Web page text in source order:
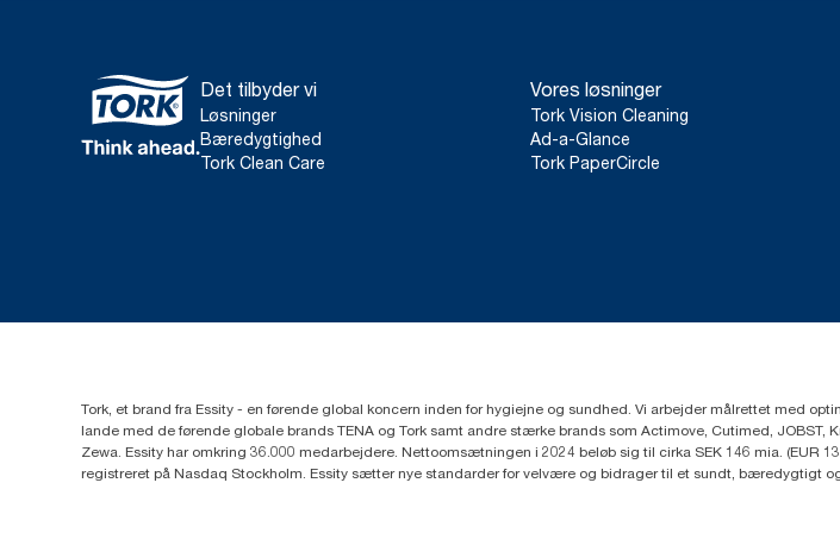
kombineret med
beregnet til brug i carbon-
Det tilbyder vi
Løsninger
Bæredygtighed
Tork Clean Care
Vores løsninger
Tork Vision Cleaning
Ad-a-Glance
Tork PaperCircle
Tork, et brand fra Essity - en førende global koncern inden for hygiejne og sundhed. Vi arbejder målrettet med
lande med de førende globale brands TENA og Tork samt andre stærke brands som Actimove, Cutimed, JOBST,
Zewa. Essity har omkring 36.000 medarbejdere. Nettoomsætningen i 2024 beløb sig til cirka SEK 146 mia. (EUR
registreret på Nasdaq Stockholm. Essity sætter nye standarder for velvære og bidrager til et sundt, bæredygtigt